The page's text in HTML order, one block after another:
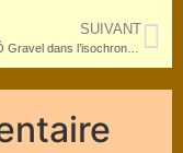
SUIVANT
Inventaire Ô Gravel dans l’isochrone – Annexes 1